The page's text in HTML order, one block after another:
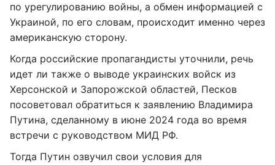
по урегулированию войны, а обмен информацией с
Украиной, по его словам, происходит именно через
американскую сторону.
Когда российские пропагандисты уточнили, речь
идет ли также о выводе украинских войск из
Херсонской и Запорожской областей, Песков
посоветовал обратиться к заявлению Владимира
Путина, сделанному в июне 2024 года во время
встречи с руководством МИД РФ.
Тогда Путин озвучил свои условия для